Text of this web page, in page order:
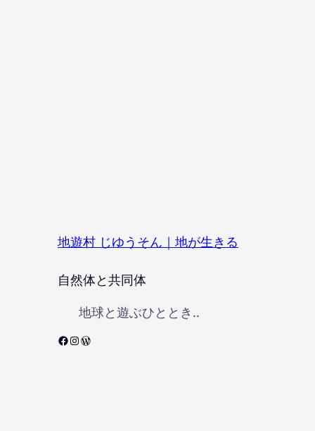
地遊村 じゆうそん｜地が生きる
自然体と共同体
地球と遊ぶひととき..
Facebook Instagram WordPress